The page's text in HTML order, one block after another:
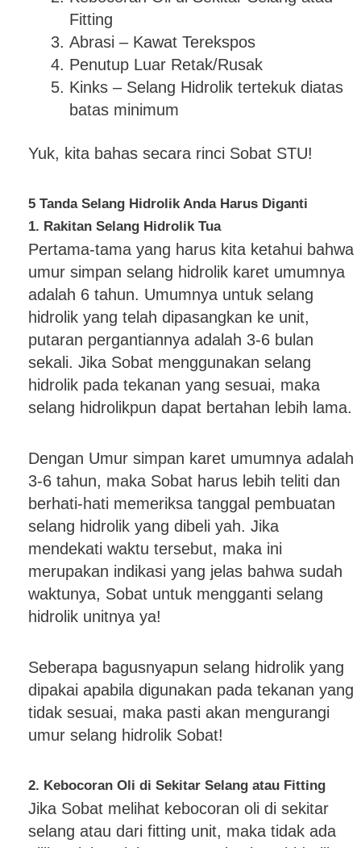
Fitting
Abrasi – Kawat Terekspos
Penutup Luar Retak/Rusak
Kinks – Selang Hidrolik tertekuk diatas
batas minimum
Yuk, kita bahas secara rinci Sobat STU!
5 Tanda Selang Hidrolik Anda Harus Diganti
1. Rakitan Selang Hidrolik Tua
Pertama-tama yang harus kita ketahui bahwa
umur simpan selang hidrolik karet umumnya
adalah 6 tahun. Umumnya untuk selang
hidrolik yang telah dipasangkan ke unit,
putaran pergantiannya adalah 3-6 bulan
sekali. Jika Sobat menggunakan selang
hidrolik pada tekanan yang sesuai, maka
selang hidrolikpun dapat bertahan lebih lama.
Dengan Umur simpan karet umumnya adalah
3-6 tahun, maka Sobat harus lebih teliti dan
berhati-hati memeriksa tanggal pembuatan
selang hidrolik yang dibeli yah. Jika
mendekati waktu tersebut, maka ini
merupakan indikasi yang jelas bahwa sudah
waktunya, Sobat untuk mengganti selang
hidrolik unitnya ya!
Seberapa bagusnyapun selang hidrolik yang
dipakai apabila digunakan pada tekanan yang
tidak sesuai, maka pasti akan mengurangi
umur selang hidrolik Sobat!
2. Kebocoran Oli di Sekitar Selang atau Fitting
Jika Sobat melihat kebocoran oli di sekitar
selang atau dari fitting unit, maka tidak ada